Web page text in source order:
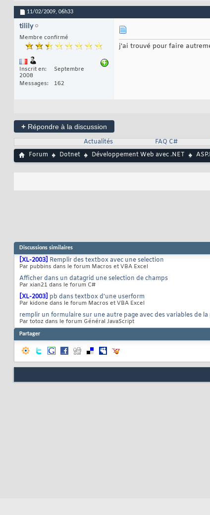
11/02/2009, 06h33
tilily
Membre confirmé
Inscrit en
Septembre
2008
Messages
162
j'ai trouvé pour faire
+ Répondre à la discussion
Actualités
FAQ C#
Forum
Dotnet Développement Web avec .NET
Discussions similaires
[XL-2003] Remplir des textbox avec une selection
Par pubbins dans le forum Macros et VBA Excel
Afficher dans un datagrid une selection de champs
Par xian21 dans le forum C#
[XL-2003] pb dans textbox d'une userform
Par kidone dans le forum Macros et VBA Excel
remplir un formulaire sur une autre page avec des variables de la
Par totoz dans le forum Général JavaScript
Partager